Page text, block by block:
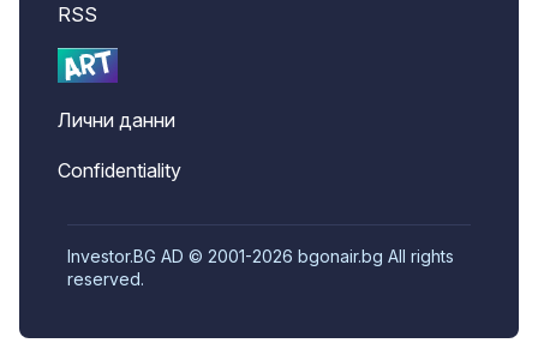
RSS
Лични данни
Confidentiality
Investor.BG AD © 2001-2026 bgonair.bg All rights
reserved.